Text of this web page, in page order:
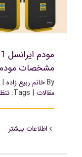
مشخصات
Byخانم ربیع زاده |
مقالات |
Tags:
اطلاعات بیشتر